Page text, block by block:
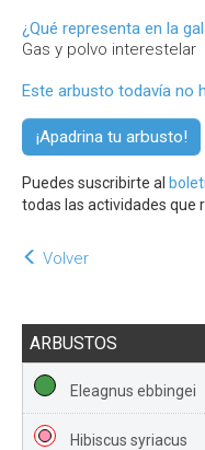
¿Qué representa en la
Gas y polvo interestelar
Este arbusto todavía no
¡Apadrina tu arbusto!
Puedes suscribirte al
todas las actividades que
Volver
ARBUSTOS
Eleagnus ebbingei
Hibiscus syriacus